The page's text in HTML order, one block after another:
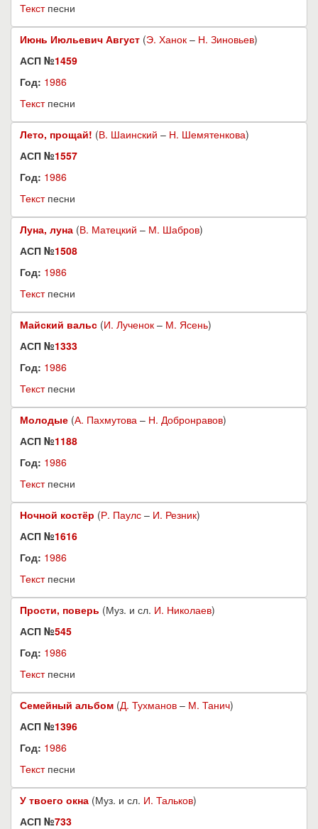
Текстпесни
Июнь Июльевич Август (Э. Ханок – Н. Зиновьев)
АСП №1459
Год: 1986
Текстпесни
Лето, прощай! (В. Шаинский – Н. Шемятенкова)
АСП №1557
Год: 1986
Текстпесни
Луна, луна (В. Матецкий – М. Шабров)
АСП №1508
Год: 1986
Текстпесни
Майский вальс (И. Лученок – М. Ясень)
АСП №1333
Год: 1986
Текстпесни
Молодые (А. Пахмутова – Н. Добронравов)
АСП №1188
Год: 1986
Текстпесни
Ночной костёр (Р. Паулс – И. Резник)
АСП №1616
Год: 1986
Текстпесни
Прости, поверь (Муз. и сл. И. Николаев)
АСП №545
Год: 1986
Текстпесни
Семейный альбом (Д. Тухманов – М. Танич)
АСП №1396
Год: 1986
Текстпесни
У твоего окна (Муз. и сл. И. Тальков)
АСП №733